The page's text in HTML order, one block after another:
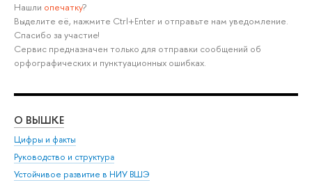
Нашли опечатку?
Выделите её, нажмите Ctrl+Enter и отправьте нам уведомление.
Спасибо за участие!
Сервис предназначен только для отправки сообщений об
орфографических и пунктуационных ошибках.
О ВЫШКЕ
Цифры и факты
Руководство и структура
Устойчивое развитие в НИУ ВШЭ